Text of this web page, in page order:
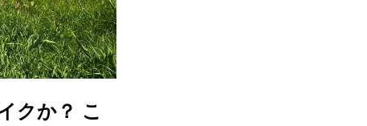
クか？ こ